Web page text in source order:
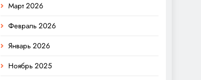
Март 2026
Февраль 2026
Январь 2026
Ноябрь 2025